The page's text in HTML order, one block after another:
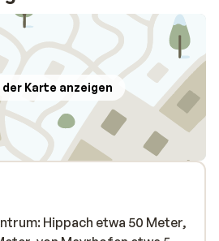
Karte anzeigen
Hippach etwa 50 Meter,